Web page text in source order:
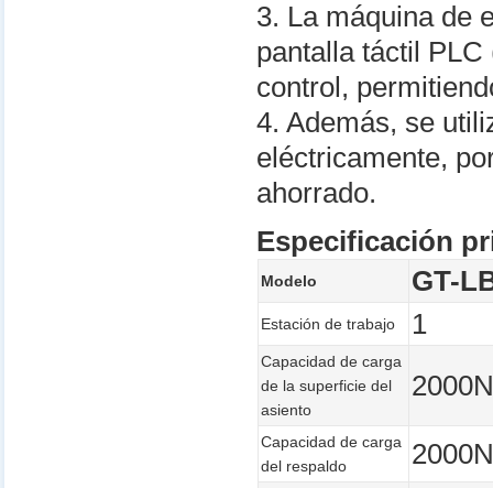
3. La máquina de
pantalla táctil
control,
4. Además, se
eléctricamente,
ahorrado.
Especificación
Modelo GT-
Estación de trabajo 1
Capacidad de carga
de la superficie del
asiento
Capacidad de carga
del respaldo